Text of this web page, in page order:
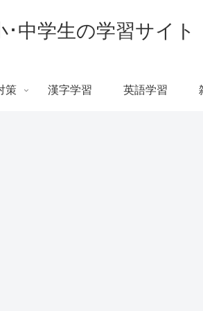
･中学生の学習サイト
策 漢字学習 英語学習